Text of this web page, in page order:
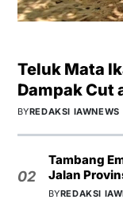
Teluk Mata
Dampak Cut
BYREDAKSI IAWNEWS
02
Tambang
Jalan
BYREDAKSI